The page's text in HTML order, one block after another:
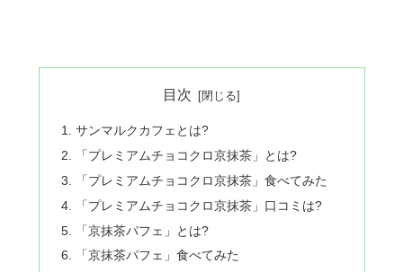
目次
サンマルクカフェとは?
「プレミアムチョコクロ京抹茶」とは?
「プレミアムチョコクロ京抹茶」食べてみた
「プレミアムチョコクロ京抹茶」口コミは?
「京抹茶パフェ」とは?
「京抹茶パフェ」食べてみた